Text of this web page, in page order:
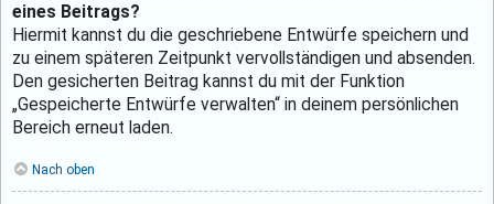
eines Beitrags?
Hiermit kannst du die geschriebene Entwürfe speichern und
zu einem späteren Zeitpunkt vervollständigen und absenden.
Den gesicherten Beitrag kannst du mit der Funktion
„Gespeicherte Entwürfe verwalten“ in deinem persönlichen
Bereich erneut laden.
Nach oben